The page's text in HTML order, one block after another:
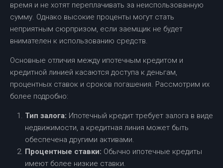
время и не хотят переплачивать за неиспользованную
сумму. Однако высокие проценты могут стать
неприятным сюрпризом, если заемщик не будет
внимателен к использованию средств.
Основные отличия между ипотечным кредитом и
кредитной линией касаются доступа к деньгам,
процентных ставок и сроков погашения. Рассмотрим их
более подробно:
Тип залога: Ипотечный кредит требует залога в виде
недвижимости, а кредитная линия может быть
обеспечена другими активами.
Процентные ставки: Обычно ипотечные кредиты
имеют более низкие ставки.